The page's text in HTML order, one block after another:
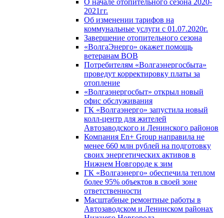
О начале отопительного сезона 2020-
2021гг.
Об изменении тарифов на
коммунальные услуги с 01.07.2020г.
Завершение отопительного сезона
«ВолгаЭнерго» окажет помощь
ветеранам ВОВ
Потребителям «Волгаэнергосбыта»
проведут корректировку платы за
отопление
«Волгаэнергосбыт» открыл новый
офис обслуживания
ГК «Волгаэнерго» запустила новый
колл-центр для жителей
Автозаводского и Ленинского районов
Компания En+ Group направила не
менее 660 млн рублей на подготовку
своих энергетических активов в
Нижнем Новгороде к зим
ГК «Волгаэнерго» обеспечила теплом
более 95% объектов в своей зоне
ответственности
Масштабные ремонтные работы в
Автозаводском и Ленинском районах